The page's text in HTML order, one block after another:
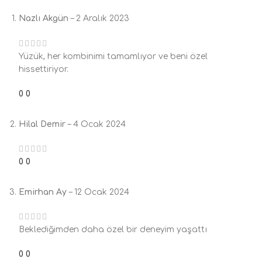
Nazlı Akgün– 2 Aralık 2023
Yüzük, her kombinimi tamamlıyor ve beni özel
hissettiriyor.
0 0
Hilal Demir– 4 Ocak 2024
0 0
Emirhan Ay– 12 Ocak 2024
Beklediğimden daha özel bir deneyim yaşattı
0 0